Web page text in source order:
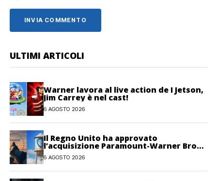
ULTIMI ARTICOLI
Warner lavora al live action de I Jetson,
Jim Carrey è nel cast!
6 AGOSTO 2026
Il Regno Unito ha approvato
l’acquisizione Paramount-Warner Bros
Discovery
6 AGOSTO 2026